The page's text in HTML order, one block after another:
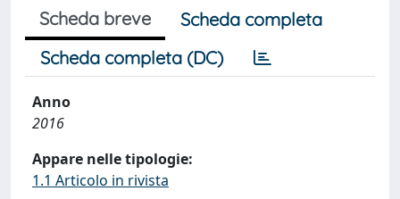
Scheda breve
Scheda completa
Scheda completa (DC)
Anno
2016
Appare nelle tipologie:
1.1 Articolo in rivista